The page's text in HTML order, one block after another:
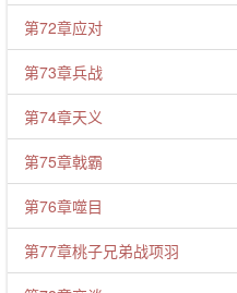
第72章应对
第73章兵战
第74章天义
第75章戟霸
第76章噬目
第77章桃子兄弟战项羽